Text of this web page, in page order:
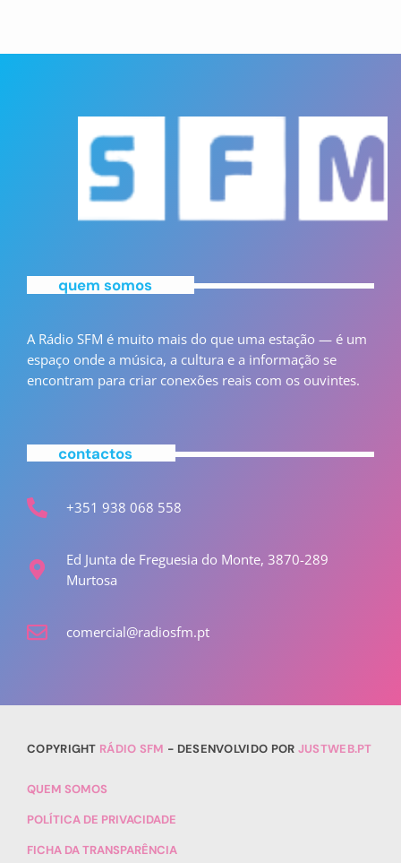
quem somos
A Rádio SFM é muito mais do que uma estação — é um
espaço onde a música, a cultura e a informação se
encontram para criar conexões reais com os ouvintes.
contactos
+351 938 068 558
Ed Junta de Freguesia do Monte, 3870-289
Murtosa
comercial@radiosfm.pt
COPYRIGHT RÁDIO SFM - DESENVOLVIDO POR JUSTWEB.PT
QUEM SOMOS
POLÍTICA DE PRIVACIDADE
FICHA DA TRANSPARÊNCIA